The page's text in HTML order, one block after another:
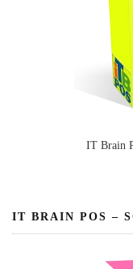
IT Brain
IT BRAIN POS –